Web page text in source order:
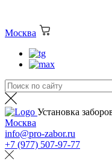
Москва
Установка
Москва
info@pro-zabor.ru
+7 (977) 507-97-77